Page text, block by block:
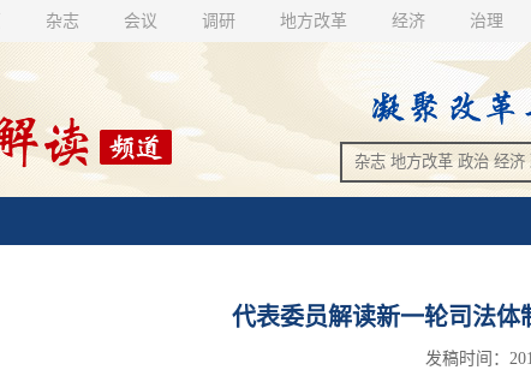
杂志 会议 调研 地方改革 经济 治理
代表委员解读新一轮司法
发稿时间：